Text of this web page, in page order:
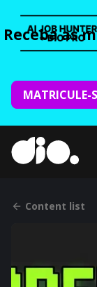
Receba as
MATRICULE-
Content list